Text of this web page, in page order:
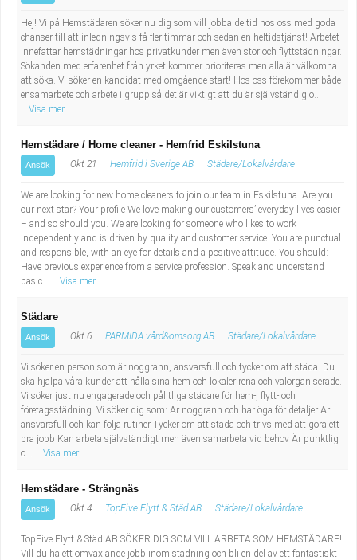
Hej! Vi på Hemstädaren söker nu dig som vill jobba deltid hos oss med goda
chanser till att inledningsvis få fler timmar och sedan en heltidstjänst! Arbetet
innefattar hemstädningar hos privatkunder men även stor och flyttstädningar.
Sökanden med erfarenhet från yrket kommer prioriteras men alla är välkomna
att söka. Vi söker en kandidat med omgående start! Hos oss förekommer både
ensamarbete och arbete i grupp så det är viktigt att du är självständig o...
Visa mer
Hemstädare / Home cleaner - Hemfrid Eskilstuna
Ansök Okt 21 Hemfrid i Sverige AB Städare/Lokalvårdare
We are looking for new home cleaners to join our team in Eskilstuna. Are you
our next star? Your profile We love making our customers’ everyday lives easier
– and so should you. We are looking for someone who likes to work
independently and is driven by quality and customer service. You are punctual
and responsible, with an eye for details and a positive attitude. You should:
Have previous experience from a service profession. Speak and understand
basic...
Visa mer
Städare
Ansök Okt 6 PARMIDA vård&omsorg AB Städare/Lokalvårdare
Vi söker en person som är noggrann, ansvarsfull och tycker om att städa. Du
ska hjälpa våra kunder att hålla sina hem och lokaler rena och välorganiserade.
Vi söker just nu engagerade och pålitliga städare för hem-, flytt- och
företagsstädning. Vi söker dig som: Är noggrann och har öga för detaljer Är
ansvarsfull och kan följa rutiner Tycker om att städa och trivs med att göra ett
bra jobb Kan arbeta självständigt men även samarbeta vid behov Är punktlig
o...
Visa mer
Hemstädare - Strängnäs
Ansök Okt 4 TopFive Flytt & Städ AB Städare/Lokalvårdare
TopFive Flytt & Städ AB SÖKER DIG SOM VILL ARBETA SOM HEMSTÄDARE!
Vill du ha ett omväxlande jobb inom städning och bli en del av ett fantastiskt